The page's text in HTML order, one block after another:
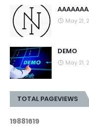
May 21,
DEMO
May 21,
TOTAL PAGEVIEWS
19881619